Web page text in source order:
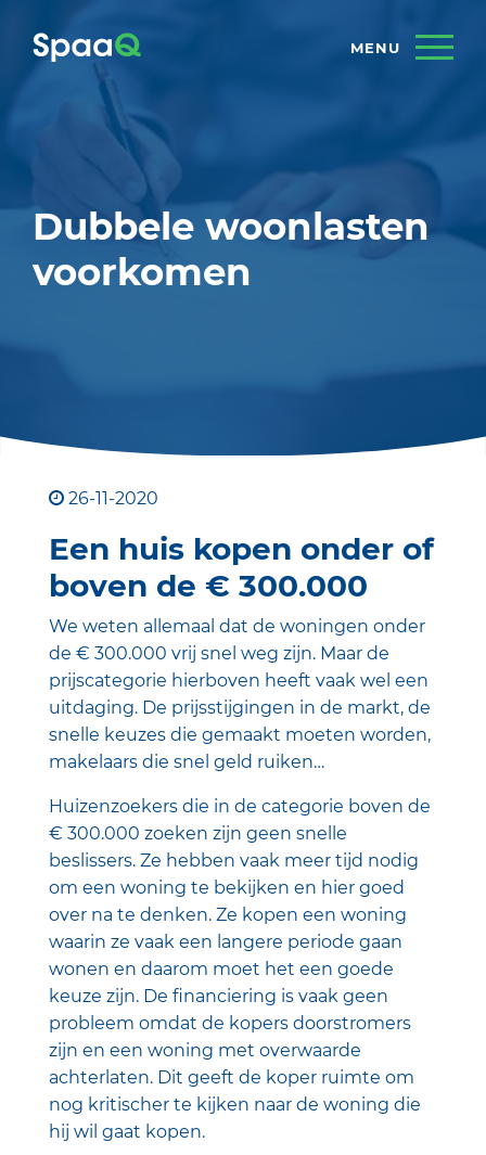
Dubbele woonlasten
voorkomen
26-11-2020
Een huis kopen onder of
boven de € 300.000
We weten allemaal dat de woningen onder
de € 300.000 vrij snel weg zijn. Maar de
prijscategorie hierboven heeft vaak wel een
uitdaging. De prijsstijgingen in de markt, de
snelle keuzes die gemaakt moeten worden,
makelaars die snel geld ruiken…
Huizenzoekers die in de categorie boven de
€ 300.000 zoeken zijn geen snelle
beslissers. Ze hebben vaak meer tijd nodig
om een woning te bekijken en hier goed
over na te denken. Ze kopen een woning
waarin ze vaak een langere periode gaan
wonen en daarom moet het een goede
keuze zijn. De financiering is vaak geen
probleem omdat de kopers doorstromers
zijn en een woning met overwaarde
achterlaten. Dit geeft de koper ruimte om
nog kritischer te kijken naar de woning die
hij wil gaat kopen.